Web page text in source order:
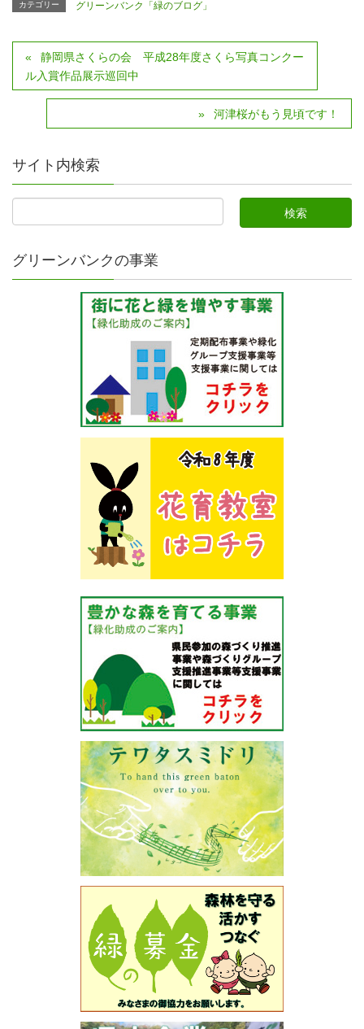
カテゴリー グリーンバンク「緑のブログ」
静岡県さくらの会 平成28年度さくら写真コンクー
ル入賞作品展示巡回中
河津桜がもう見頃です！
サイト内検索
グリーンバンクの事業